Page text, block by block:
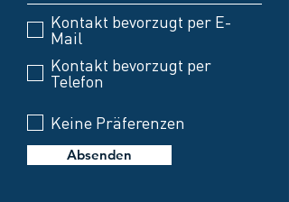
Kontakt bevorzugt per E-
Mail
Kontakt bevorzugt per
Telefon
Keine Präferenzen
Absenden